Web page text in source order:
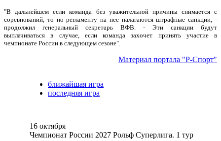
"В дальнейшем если команда без уважительной причины снимается с
соревнований, то по регламенту на нее налагаются штрафные санкции, -
продолжил генеральный секретарь ВФВ. - Эти санкции будут
выплачиваться в случае, если команда захочет принять участие в
чемпионате России в следующем сезоне".
Материал портала "Р-Спорт"
ближайшая игра
последняя игра
16 октября
Чемпионат России 2027 Рольф Суперлига. 1 тур